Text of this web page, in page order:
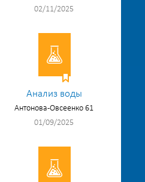
02/11/2025
Анализ воды
Антонова-Овсеенко 61
01/09/2025